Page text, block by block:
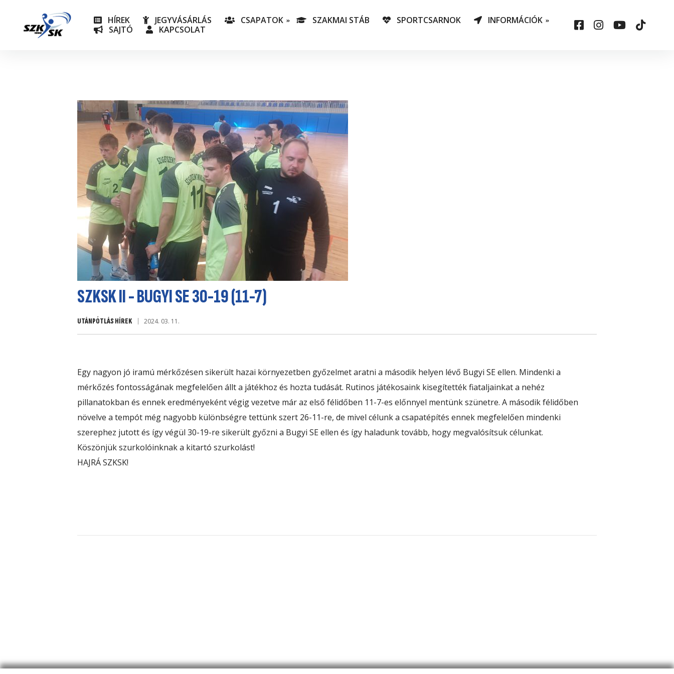
HÍREK JEGYVÁSÁRLÁS CSAPATOK SZAKMAI STÁB SPORTCSARNOK INFORMÁCIÓK
SAJTÓ KAPCSOLAT
SZKSK II - BUGYI SE 30-19 (11-7)
UTÁNPÓTLÁS HÍREK 2024. 03. 11.
Egy nagyon jó iramú mérkőzésen sikerült hazai környezetben győzelmet aratni a második helyen lévő Bugyi SE ellen. Mindenki a
mérkőzés fontosságának megfelelően állt a játékhoz és hozta tudását. Rutinos játékosaink kisegítették fiataljainkat a nehéz
pillanatokban és ennek eredményeként végig vezetve már az első félidőben 11-7-es előnnyel mentünk szünetre. A második félidőben
növelve a tempót még nagyobb különbségre tettünk szert 26-11-re, de mivel célunk a csapatépítés ennek megfelelően mindenki
szerephez jutott és így végül 30-19-re sikerült győzni a Bugyi SE ellen és így haladunk tovább, hogy megvalósítsuk célunkat.
Köszönjük szurkolóinknak a kitartó szurkolást!
HAJRÁ SZKSK!